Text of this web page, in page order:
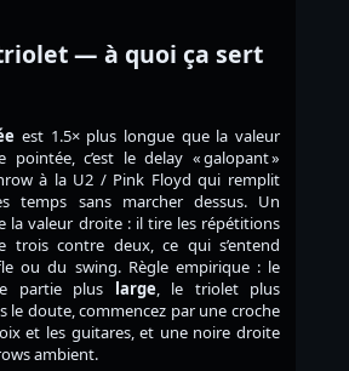
— à quoi ça sert
est 1.5× plus longue que la valeur
pointée, c’est le delay « galopant »
à la U2 / Pink Floyd qui remplit
temps sans marcher dessus. Un
la valeur droite : il tire les répétitions
trois contre deux, ce qui s’entend
ou du swing. Règle empirique : le
partie plus large, le triolet plus
le doute, commencez par une croche
et les guitares, et une noire droite
ambient.